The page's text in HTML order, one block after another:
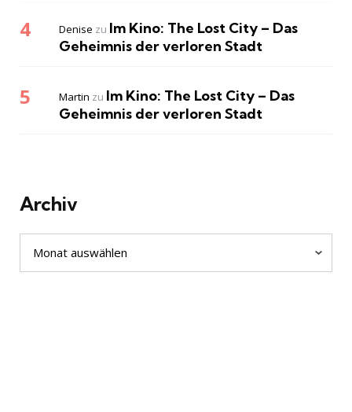
Denise zu Im Kino: The Lost City – Das
Geheimnis der verloren Stadt
Martin zu Im Kino: The Lost City – Das
Geheimnis der verloren Stadt
Archiv
Archiv